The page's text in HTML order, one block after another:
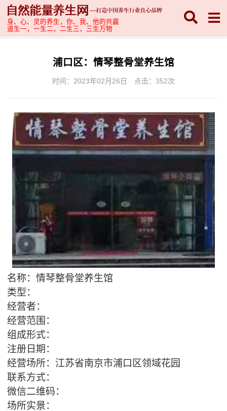
身、心、灵的养生，你、我、他的共赢
道生一，一生二，二生三，三生万物
浦口区：情琴整骨堂养生馆
时间：2023年02月26日 点击： 352次
名称：情琴整骨堂养生馆
类型：
经营者：
经营范围：
组成形式：
注册日期：
经营场所：江苏省南京市浦口区领域花园
联系方式：
微信二维码：
场所实景：